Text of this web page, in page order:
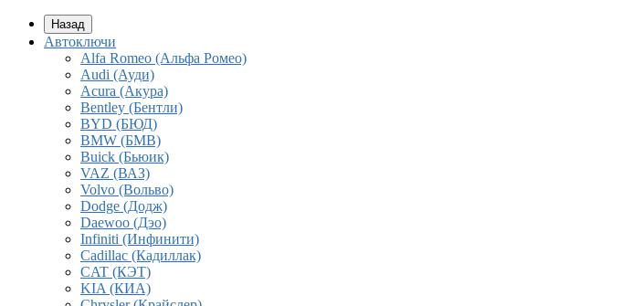
Назад
Автоключи
Alfa Romeo (Альфа Ромео)
Audi (Ауди)
Acura (Акура)
Bentley (Бентли)
BYD (БЮД)
BMW (БМВ)
Buick (Бьюик)
VAZ (ВАЗ)
Volvo (Вольво)
Dodge (Додж)
Daewoo (Дэо)
Infiniti (Инфинити)
Cadillac (Кадиллак)
CAT (КЭТ)
KIA (КИА)